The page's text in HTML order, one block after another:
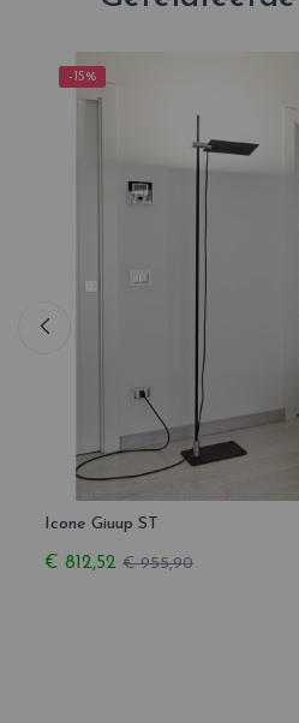
-15%
Icone Giuup ST
€ 812,52 € 955,90